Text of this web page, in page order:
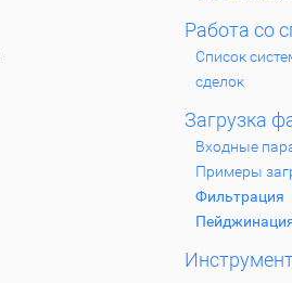
Работа со
Список
сделок
Загрузка
Входные
Примеры
Фильтрация